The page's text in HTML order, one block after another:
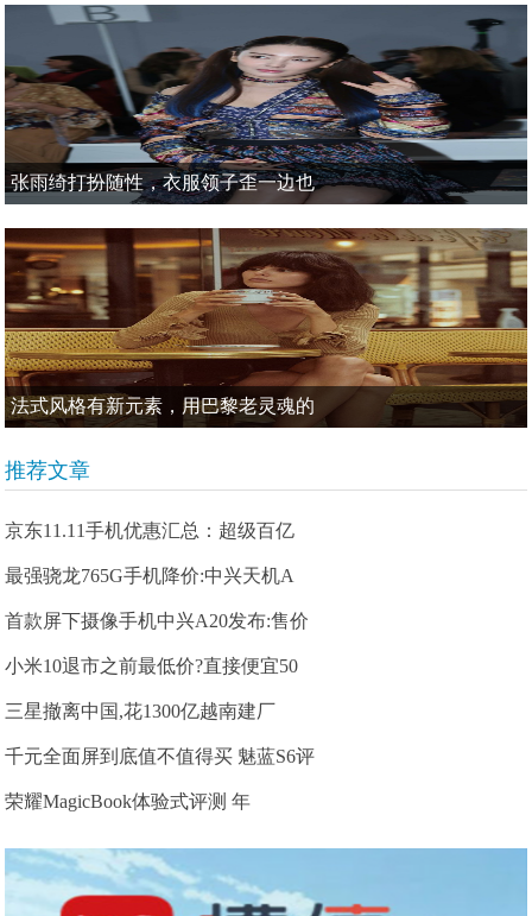
张雨绮打扮随性，衣服领子歪一边也
法式风格有新元素，用巴黎老灵魂的
推荐文章
京东11.11手机优惠汇总：超级百亿
最强骁龙765G手机降价:中兴天机A
首款屏下摄像手机中兴A20发布:售价
小米10退市之前最低价?直接便宜50
三星撤离中国,花1300亿越南建厂
千元全面屏到底值不值得买 魅蓝S6评
荣耀MagicBook体验式评测 年